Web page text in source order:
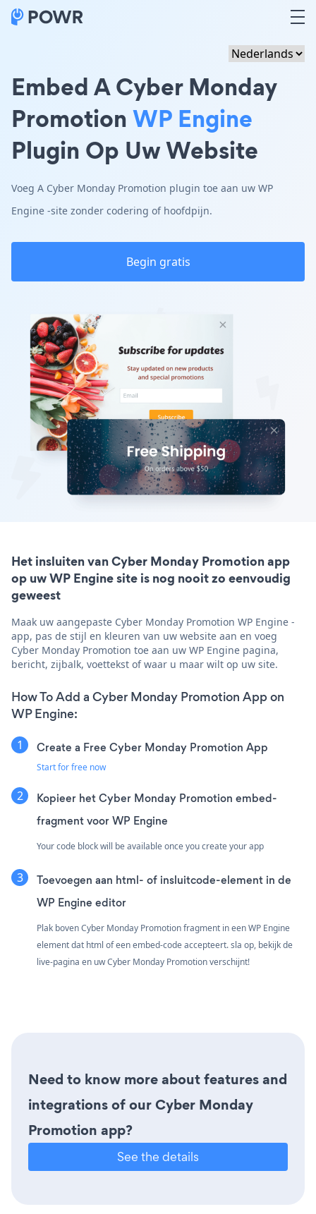
Embed A Cyber Monday
PromotionWP Engine
Plugin Op Uw Website
Voeg A Cyber Monday Promotion plugin toe aan uw WP
Engine -site zonder codering of hoofdpijn.
Begin gratis
Het insluiten van Cyber Monday Promotion app
op uw WP Engine site is nog nooit zo eenvoudig
geweest
Maak uw aangepaste Cyber Monday Promotion WP Engine -
app, pas de stijl en kleuren van uw website aan en voeg
Cyber Monday Promotion toe aan uw WP Engine pagina,
bericht, zijbalk, voettekst of waar u maar wilt op uw site.
How To Add a Cyber Monday Promotion App on
WP Engine:
Create a Free Cyber Monday Promotion App
Start for free now
Kopieer het Cyber Monday Promotion embed-
fragment voor WP Engine
Your code block will be available once you create your app
Toevoegen aan html- of insluitcode-element in de
WP Engine editor
Plak boven Cyber Monday Promotion fragment in een WP Engine
element dat html of een embed-code accepteert. sla op, bekijk de
live-pagina en uw Cyber Monday Promotion verschijnt!
Need to know more about features and
integrations of our Cyber Monday
Promotion app?
See the details